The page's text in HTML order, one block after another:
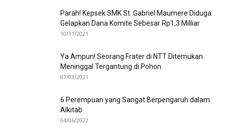
Parah! Kepsek SMK St. Gabriel Maumere Diduga
Gelapkan Dana Komite Sebesar Rp1,3 Milliar
10/11/2021
Ya Ampun! Seorang Frater di NTT Ditemukan
Meninggal Tergantung di Pohon
07/03/2021
6 Perempuan yang Sangat Berpengaruh dalam
Alkitab
04/06/2022